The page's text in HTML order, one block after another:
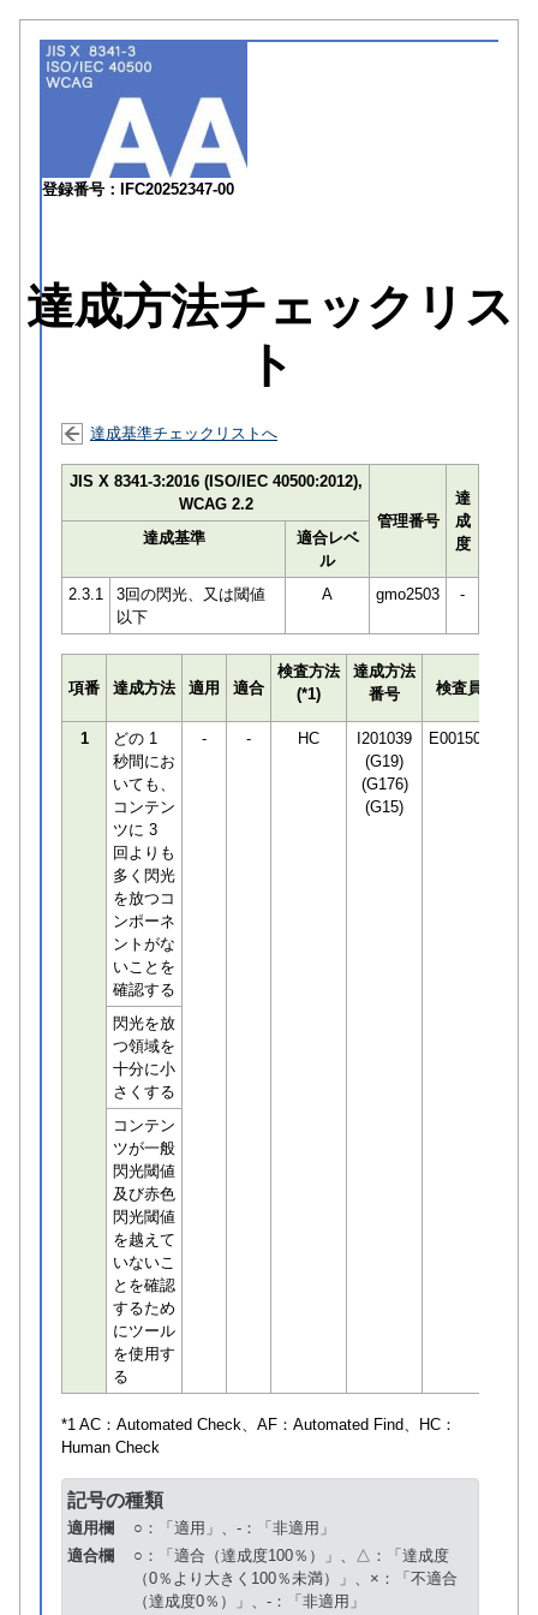
登録番号：IFC20252347-00
達成方法チェックリス
ト
達成基準チェックリストへ
JIS X 8341-3:2016 (ISO/IEC 40500:2012),
WCAG 2.2
管理番号
達
成
度
達成基準
適合レベ
ル
2.3.1
3回の閃光、又は閾値
以下
A gmo2503 -
項番 達成方法 適用 適合
検査方法
(*1)
達成方法
番号
検査員
1
どの 1
秒間にお
いても、
コンテン
ツに 3
回よりも
多く閃光
を放つコ
ンポーネ
ントがな
いことを
確認する
- - HC
I201039
(G19)
(G176)
(G15)
E001506
閃光を放
つ領域を
十分に小
さくする
コンテン
ツが一般
閃光閾値
及び赤色
閃光閾値
を越えて
いないこ
とを確認
するため
にツール
を使用す
る
*1 AC： Automated Check、AF： Automated Find、HC：
Human Check
記号の種類
適用欄
○：「適用」、-：「非適用」
適合欄
○：「適合（達成度100％）」、△：「達成度
（0％より大きく100％未満）」、×：「不適合
（達成度0％）」、-：「非適用」